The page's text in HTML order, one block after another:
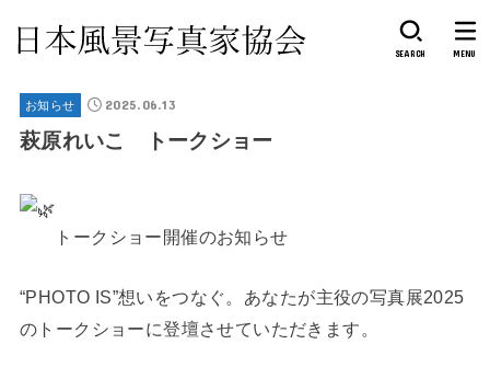
SEARCH MENU
お知らせ 2025.06.13
萩原れいこ トークショー
トークショー開催のお知らせ
“PHOTO IS”想いをつなぐ。あなたが主役の写真展2025
のトークショーに登壇させていただきます。